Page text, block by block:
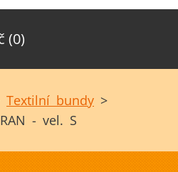
(0)
Textilní bundy >
- vel. S